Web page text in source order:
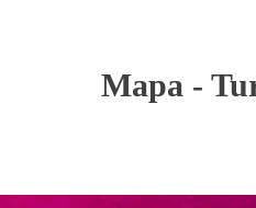
Mapa -